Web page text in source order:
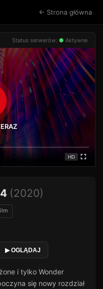
← Strona główna
Status serwerów: ● Aktywne
HD
(2020)
▶ OGLĄDAJ
i tylko Wonder
się nowy rozdział